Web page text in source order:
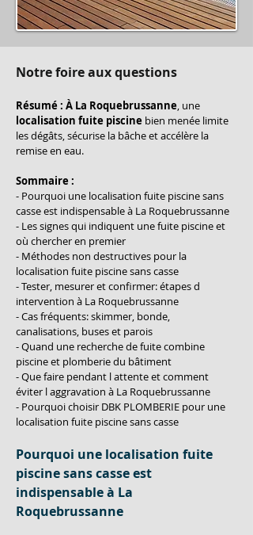
Notre foire aux questions
Résumé : À La Roquebrussanne, une
localisation fuite piscine bien menée limite
les dégâts, sécurise la bâche et accélère la
remise en eau.
Sommaire :
- Pourquoi une localisation fuite piscine sans
casse est indispensable à La Roquebrussanne
- Les signes qui indiquent une fuite piscine et
où chercher en premier
- Méthodes non destructives pour la
localisation fuite piscine sans casse
- Tester, mesurer et confirmer: étapes d
intervention à La Roquebrussanne
- Cas fréquents: skimmer, bonde,
canalisations, buses et parois
- Quand une recherche de fuite combine
piscine et plomberie du bâtiment
- Que faire pendant l attente et comment
éviter l aggravation à La Roquebrussanne
- Pourquoi choisir DBK PLOMBERIE pour une
localisation fuite piscine sans casse
Pourquoi une localisation fuite
piscine sans casse est
indispensable à La
Roquebrussanne